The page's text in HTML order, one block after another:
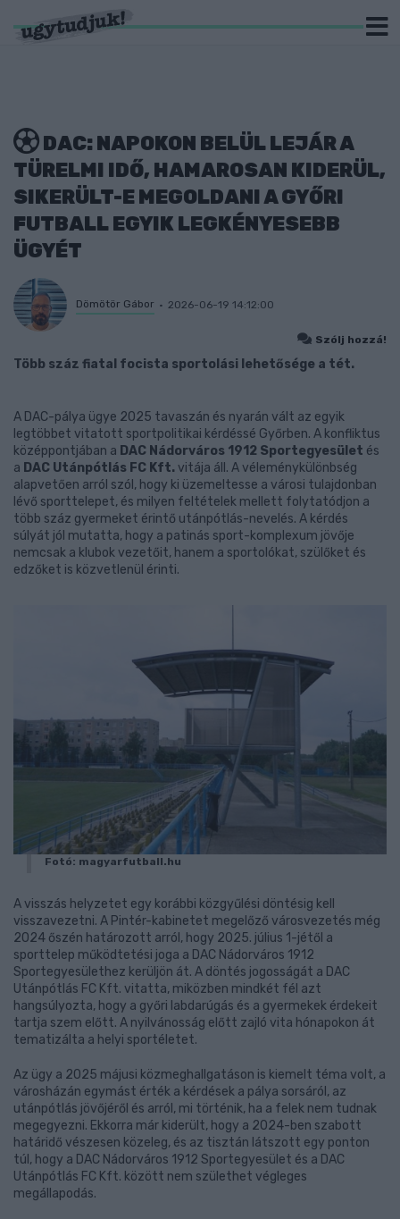
DAC: NAPOKON BELÜL LEJÁR A
TÜRELMI IDŐ, HAMAROSAN KIDERÜL,
SIKERÜLT-E MEGOLDANI A GYŐRI
FUTBALL EGYIK LEGKÉNYESEBB
ÜGYÉT
Dömötör Gábor 2026-06-19 14:12:00
Szólj hozzá!
Több száz fiatal focista sportolási lehetősége a tét.
A DAC-pálya ügye 2025 tavaszán és nyarán vált az egyik
legtöbbet vitatott sportpolitikai kérdéssé Győrben. A konfliktus
középpontjában a DAC Nádorváros 1912 Sportegyesület és
a DAC Utánpótlás FC Kft.vitája áll. A véleménykülönbség
alapvetően arról szól, hogy ki üzemeltesse a városi tulajdonban
lévő sporttelepet, és milyen feltételek mellett folytatódjon a
több száz gyermeket érintő utánpótlás-nevelés. A kérdés
súlyát jól mutatta, hogy a patinás sport-komplexum jövője
nemcsak a klubok vezetőit, hanem a sportolókat, szülőket és
edzőket is közvetlenül érinti.
Fotó: magyarfutball.hu
A visszás helyzetet egy korábbi közgyűlési döntésig kell
visszavezetni. A Pintér-kabinetet megelőző városvezetés még
2024 őszén határozott arról, hogy 2025. július 1-jétől a
sporttelep működtetési joga a DAC Nádorváros 1912
Sportegyesülethez kerüljön át. A döntés jogosságát a DAC
Utánpótlás FC Kft. vitatta, miközben mindkét fél azt
hangsúlyozta, hogy a győri labdarúgás és a gyermekek érdekeit
tartja szem előtt. A nyilvánosság előtt zajló vita hónapokon át
tematizálta a helyi sportéletet.
Az ügy a 2025 májusi közmeghallgatáson is kiemelt téma volt, a
városházán egymást érték a kérdések a pálya sorsáról, az
utánpótlás jövőjéről és arról, mi történik, ha a felek nem tudnak
megegyezni. Ekkorra már kiderült, hogy a 2024-ben szabott
határidő vészesen közeleg, és az tisztán látszott egy ponton
túl, hogy a DAC Nádorváros 1912 Sportegyesület és a DAC
Utánpótlás FC Kft. között nem születhet végleges
megállapodás.